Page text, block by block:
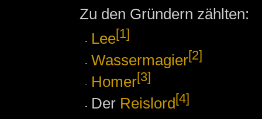
Zu den Gründern zählten:
Lee[1]
Wassermagier[2]
Homer[3]
Der Reislord[4]